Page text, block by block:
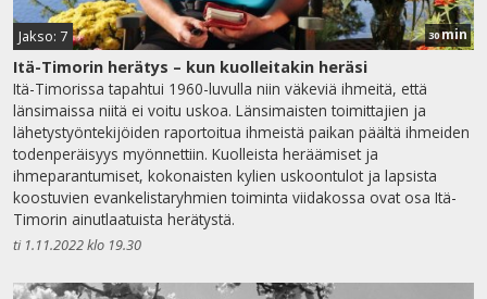
Jakso: 7 30min
Itä-Timorin herätys – kun kuolleitakin heräsi
Itä-Timorissa tapahtui 1960-luvulla niin väkeviä ihmeitä, että
länsimaissa niitä ei voitu uskoa. Länsimaisten toimittajien ja
lähetystyöntekijöiden raportoitua ihmeistä paikan päältä ihmeiden
todenperäisyys myönnettiin. Kuolleista heräämiset ja
ihmeparantumiset, kokonaisten kylien uskoontulot ja lapsista
koostuvien evankelistaryhmien toiminta viidakossa ovat osa Itä-
Timorin ainutlaatuista herätystä.
ti 1.11.2022 klo 19.30